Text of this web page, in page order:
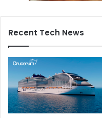
Recent Tech News